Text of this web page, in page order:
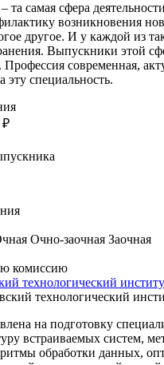
та самая сфера
возникновения
другое. И у каждой из
Выпускники этой
Профессия современная,
эту специальность.
₽
Очно-заочная Заочная
комиссию
технологический
на подготовку
встраиваемых систем,
обработки данных,